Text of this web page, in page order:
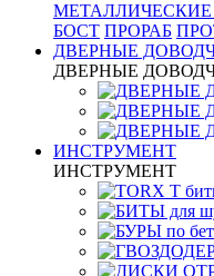
МЕТАЛЛИЧЕСКИЕ
БОСТ ПРОРАБ
ДВЕРНЫЕ
ДВЕРНЫЕ
ИНСТРУМЕНТ
ИНСТРУМЕНТ